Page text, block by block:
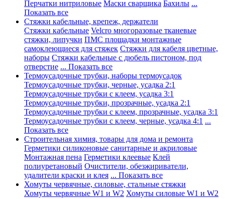
Перчатки нитриловые Маски сварщика Бахилы ...
Показать все
Стяжки кабельные, крепеж, держатели
Стяжки кабельные Velcro многоразовые тканевые
стяжки, липучки ПМС площадки монтажные
самоклеющиеся для стяжек Стяжки для кабеля цветные,
наборы Стяжки кабельные с дюбель пистоном, под
отверстие ... Показать все
Термоусадочные трубки, наборы термоусадок
Термоусадочные трубки, черные, усадка 2:1
Термоусадочные трубки с клеем, усадка 3:1
Термоусадочные трубки, прозрачные, усадка 2:1
Термоусадочные трубки с клеем, прозрачные, усадка 3:1
Термоусадочные трубки с клеем, черные, усадка 4:1 ...
Показать все
Строительная химия, товары для дома и ремонта
Герметики силиконовые санитарные и акриловые
Монтажная пена Герметики клеевые Клей
полиуретановый Очистители, обезжириватели,
удалители краски и клея ... Показать все
Хомуты червячные, силовые, стальные стяжки
Хомуты червячные W1 и W2 Хомуты силовые W1 и W2